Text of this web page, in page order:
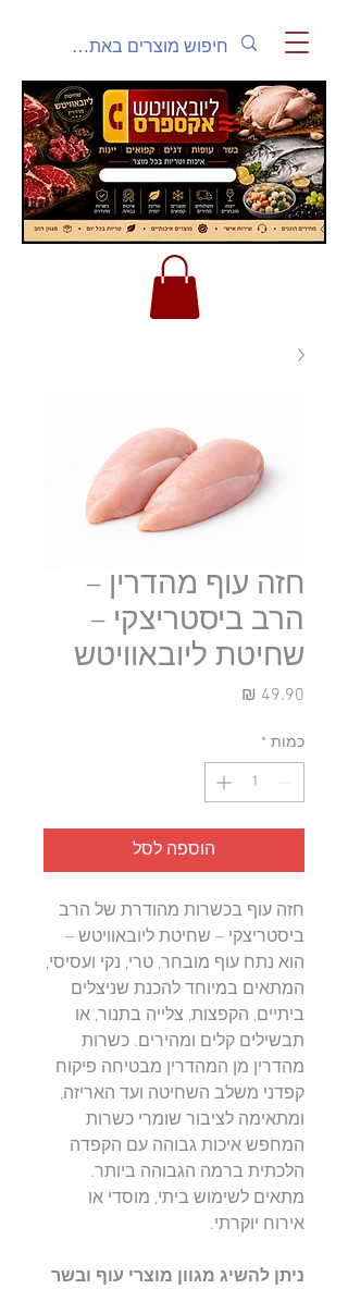
חזה עוף מהדרין –
הרב ביסטריצקי –
שחיטת ליובאוויטש
כמות *
הוספה לסל
חזה עוף בכשרות מהודרת של הרב
ביסטריצקי – שחיטת ליובאוויטש –
הוא נתח עוף מובחר, טרי, נקי ועסיסי,
המתאים במיוחד להכנת שניצלים
ביתיים, הקפצות, צלייה בתנור, או
תבשילים קלים ומהירים. כשרות
מהדרין מן המהדרין מבטיחה פיקוח
קפדני משלב השחיטה ועד האריזה,
ומתאימה לציבור שומרי כשרות
המחפש איכות גבוהה עם הקפדה
הלכתית ברמה הגבוהה ביותר.
מתאים לשימוש ביתי, מוסדי או
אירוח יוקרתי.
ניתן להשיג מגוון מוצרי עוף ובשר